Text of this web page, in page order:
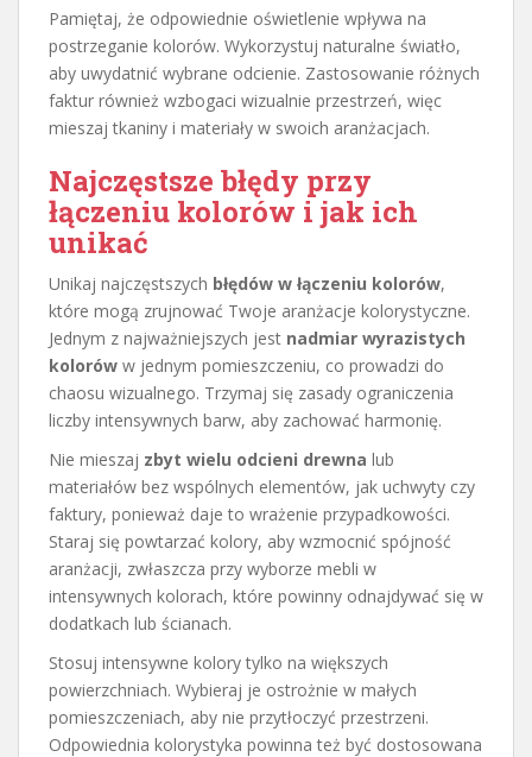
Pamiętaj, że odpowiednie oświetlenie wpływa na
postrzeganie kolorów. Wykorzystuj naturalne światło,
aby uwydatnić wybrane odcienie. Zastosowanie różnych
faktur również wzbogaci wizualnie przestrzeń, więc
mieszaj tkaniny i materiały w swoich aranżacjach.
Najczęstsze błędy przy
łączeniu kolorów i jak ich
unikać
Unikaj najczęstszych błędów w łączeniu kolorów,
które mogą zrujnować Twoje aranżacje kolorystyczne.
Jednym z najważniejszych jest nadmiar wyrazistych
kolorów w jednym pomieszczeniu, co prowadzi do
chaosu wizualnego. Trzymaj się zasady ograniczenia
liczby intensywnych barw, aby zachować harmonię.
Nie mieszaj zbyt wielu odcieni drewna lub
materiałów bez wspólnych elementów, jak uchwyty czy
faktury, ponieważ daje to wrażenie przypadkowości.
Staraj się powtarzać kolory, aby wzmocnić spójność
aranżacji, zwłaszcza przy wyborze mebli w
intensywnych kolorach, które powinny odnajdywać się w
dodatkach lub ścianach.
Stosuj intensywne kolory tylko na większych
powierzchniach. Wybieraj je ostrożnie w małych
pomieszczeniach, aby nie przytłoczyć przestrzeni.
Odpowiednia kolorystyka powinna też być dostosowana